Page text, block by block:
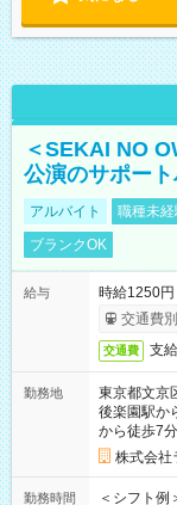
＜SEKAI NO
公演のサポート
アルバイト 職種未
ブランクOK
給与
時給1250円
交通費
交通費 支
勤務地
東京都文京
後楽園駅か
から徒歩7分
株式会社
勤務時間 ＜シフト例＞